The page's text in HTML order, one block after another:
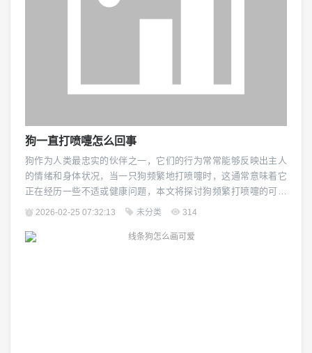
狗一直打喷嚏怎么回事
狗作为人类最忠实的伙伴之一，它们的行为常常能够反映出主人
的情绪和身体状况，当一只狗频繁地打喷嚏时，这通常意味着它
正在经历一些不适或健康问题，本文将探讨狗频繁打喷嚏的可能
原因,并提供一些建议来帮助解决这个问题。 我们需要了解狗打喷
健康问题引起的，过敏是最常见的原因之一，特别是对于有过敏
2026-02-25 07:32:13 未分类 314